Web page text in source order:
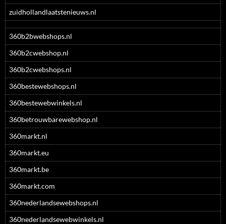
zuidhollandlaatstenieuws.nl
360b2bwebshops.nl
360b2cwebshop.nl
360b2cwebshops.nl
360bestewebshops.nl
360bestewebwinkels.nl
360betrouwbarewebshop.nl
360markt.nl
360markt.eu
360markt.be
360markt.com
360nederlandsewebshops.nl
360nederlandsewebwinkels.nl